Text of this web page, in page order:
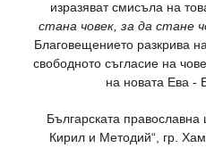
изразяват смисъла на
стана човек, за да стане
Благовещението разкрива
свободното съгласие на
на новата Ева -
Българската
Кирил и Методий“, гр.